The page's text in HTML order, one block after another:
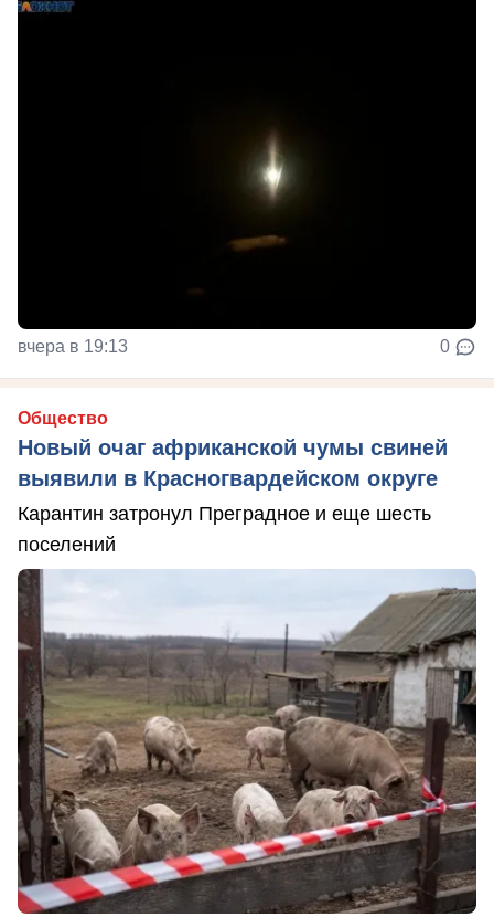
вчера в 19:13 0
Общество
Новый очаг африканской чумы свиней
выявили в Красногвардейском округе
Карантин затронул Преградное и еще шесть
поселений